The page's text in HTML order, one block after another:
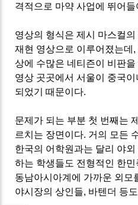
격적으로 마약 사업에 뛰어
영상의 형식은 제시 마스컬
재현 영상으로 이루어졌는데 ,
상에 수많은 네티즌이 비판
영상 곳곳에서 서울이 중국
되었기 때문이다.
문제가 되는 부분 첫 번째는
르치는 장면이다. 거의 모든
한국의 어학원과는 달리 야
하는 학생들도 전형적인 한
동남아시아계에 가까운 외모
야시장의 상인들, 바텐더 등